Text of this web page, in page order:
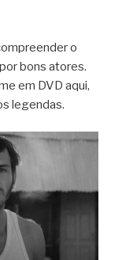
o
bons atores.
em DVD aqui,
legendas.